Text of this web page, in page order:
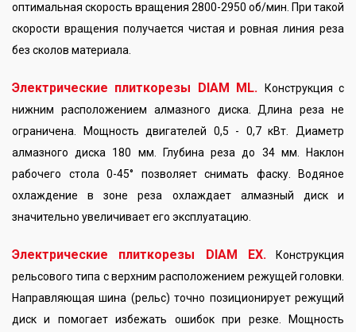
оптимальная скорость вращения 2800-2950 об/мин. При такой
скорости вращения получается чистая и ровная линия реза
без сколов материала.
Электрические плиткорезы DIAM ML.
Конструкция с
нижним расположением алмазного диска. Длина реза не
ограничена. Мощность двигателей 0,5 - 0,7 кВт. Диаметр
алмазного диска 180 мм. Глубина реза до 34 мм. Наклон
рабочего стола 0-45° позволяет снимать фаску. Водяное
охлаждение в зоне реза охлаждает алмазный диск и
значительно увеличивает его эксплуатацию.
Электрические плиткорезы DIAM EX. Конструкция
рельсового типа с верхним расположением режущей головки.
Направляющая шина (рельс) точно позиционирует режущий
диск и помогает избежать ошибок при резке. Мощность